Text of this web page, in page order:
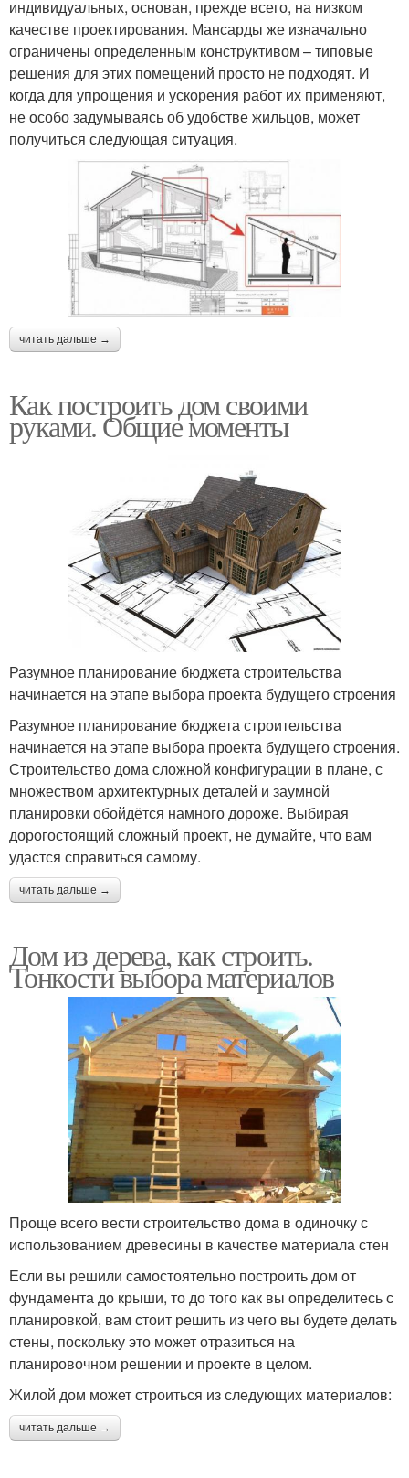
индивидуальных, основан, прежде всего, на низком
качестве проектирования. Мансарды же изначально
ограничены определенным конструктивом – типовые
решения для этих помещений просто не подходят. И
когда для упрощения и ускорения работ их применяют,
не особо задумываясь об удобстве жильцов, может
получиться следующая ситуация.
читать дальше →
Как построить дом своими
руками. Общие моменты
Разумное планирование бюджета строительства
начинается на этапе выбора проекта будущего строения
Разумное планирование бюджета строительства
начинается на этапе выбора проекта будущего строения.
Строительство дома сложной конфигурации в плане, с
множеством архитектурных деталей и заумной
планировки обойдётся намного дороже. Выбирая
дорогостоящий сложный проект, не думайте, что вам
удастся справиться самому.
читать дальше →
Дом из дерева, как строить.
Тонкости выбора материалов
Проще всего вести строительство дома в одиночку с
использованием древесины в качестве материала стен
Если вы решили самостоятельно построить дом от
фундамента до крыши, то до того как вы определитесь с
планировкой, вам стоит решить из чего вы будете делать
стены, поскольку это может отразиться на
планировочном решении и проекте в целом.
Жилой дом может строиться из следующих материалов:
читать дальше →